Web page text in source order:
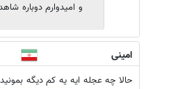
و امیدوارم دوباره
امینی
حالا چه عجله ایه یه کم دیگه